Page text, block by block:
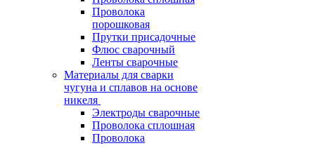
Проволока
порошковая
Прутки присадочные
Флюс сварочный
Ленты сварочные
Материалы для сварки
чугуна и сплавов на основе
никеля
Электроды сварочные
Проволока сплошная
Проволока